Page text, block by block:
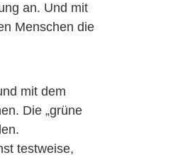
an. Und mit
Menschen die
mit dem
Die „grüne
testweise,